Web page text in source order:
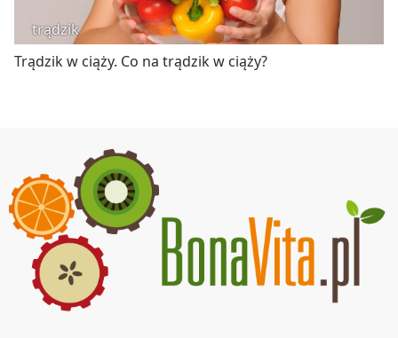
trądzik
Trądzik w ciąży. Co na trądzik w ciąży?